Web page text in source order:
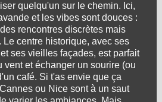
quelqu'un sur le chemin. Ici,
et les vibes sont douces :
rencontres discrètes mais
centre historique, avec ses
ses vieilles façades, est parfait
vent et échanger un sourire (ou
café. Si t'as envie que ça
ou Nice sont à un saut